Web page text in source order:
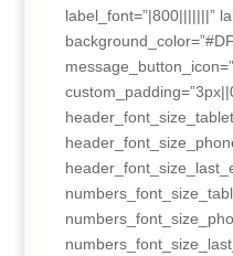
label_font=”|800|||||||”